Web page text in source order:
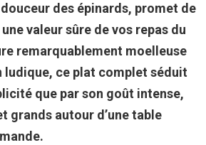
des épinards, promet de
valeur sûre de vos repas du
remarquablement moelleuse
ludique, ce plat complet séduit
que par son goût intense,
grands autour d’une table